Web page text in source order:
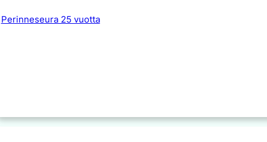
Perinneseura 25 vuotta